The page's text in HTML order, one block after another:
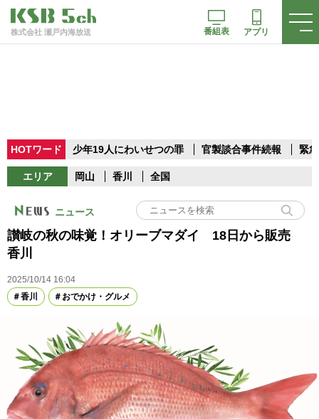
株式会社 瀬戸内海放送 番組表 アプリ
HOTワード 少年19人にわいせつの罪 官製談合事件続報 緊
エリア 岡山 香川 全国
ニュース
讃岐の秋の味覚！オリーブマダイ 18日から販売
香川
2025/10/14 16:04
香川
おでかけ・グルメ